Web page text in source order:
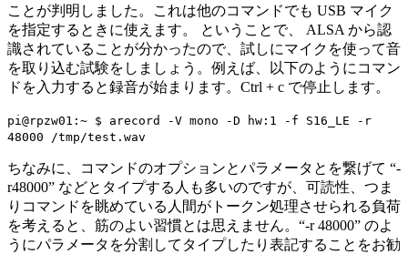
ことが判明しました。これは他のコマンドでも USB マイク
を指定するときに使えます。 ということで、 ALSA から認
識されていることが分かったので、試しにマイクを使って音
を取り込む試験をしましょう。例えば、以下のようにコマン
ドを入力すると録音が始まります。 Ctrl + c で停止します。
pi@rpzw01:~ $ arecord -V mono -D hw:1 -f S16_LE -r
48000 /tmp/test.wav
ちなみに、コマンドのオプションとパラメータとを繋げて “-
r48000” などとタイプする人も多いのですが、可読性、つま
りコマンドを眺めている人間がトークン処理させられる負荷
を考えると、筋のよい習慣とは思えません。“-r 48000” のよ
うにパラメータを分割してタイプしたり表記することをお勧